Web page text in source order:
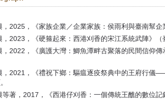
，2025，《家族企業／企業家族：侯雨利與臺南幫
，2023，《硬箍起來：西港刈香的宋江系統武陣》
，2022，《廣護大灣：鯽魚潭畔古聚落的民間信仰
，2021，《禮祝下鄉：驅瘟逐疫祭典中的王府行儀
等著，2017，《西港仔刈香：一個傳統王醮的數位